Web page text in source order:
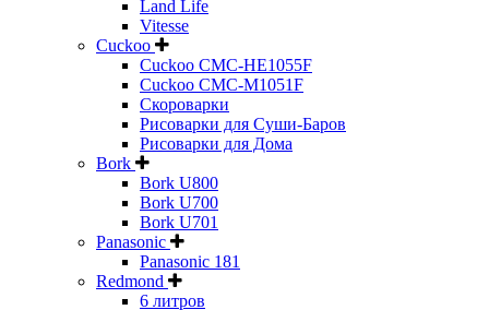
Land Life
Vitesse
Cuckoo
Cuckoo CMC-HE1055F
Cuckoo CMC-M1051F
Скороварки
Рисоварки для Суши-Баров
Рисоварки для Дома
Bork
Bork U800
Bork U700
Bork U701
Panasonic
Panasonic 181
Redmond
6 литров